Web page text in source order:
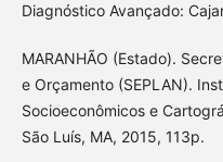
Diagnóstico Avançado:
MARANHÃO (Estado).
e Orçamento (SEPLAN).
Socioeconômicos e
São Luís, MA, 2015, 113p.